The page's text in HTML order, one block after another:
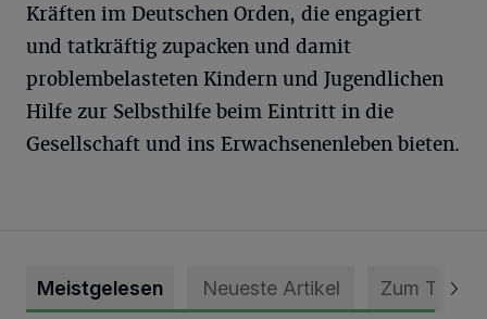
Kräften im Deutschen Orden, die engagiert
und tatkräftig zupacken und damit
problembelasteten Kindern und Jugendlichen
Hilfe zur Selbsthilfe beim Eintritt in die
Gesellschaft und ins Erwachsenenleben bieten.
Meistgelesen Neueste Artikel Zum Thema